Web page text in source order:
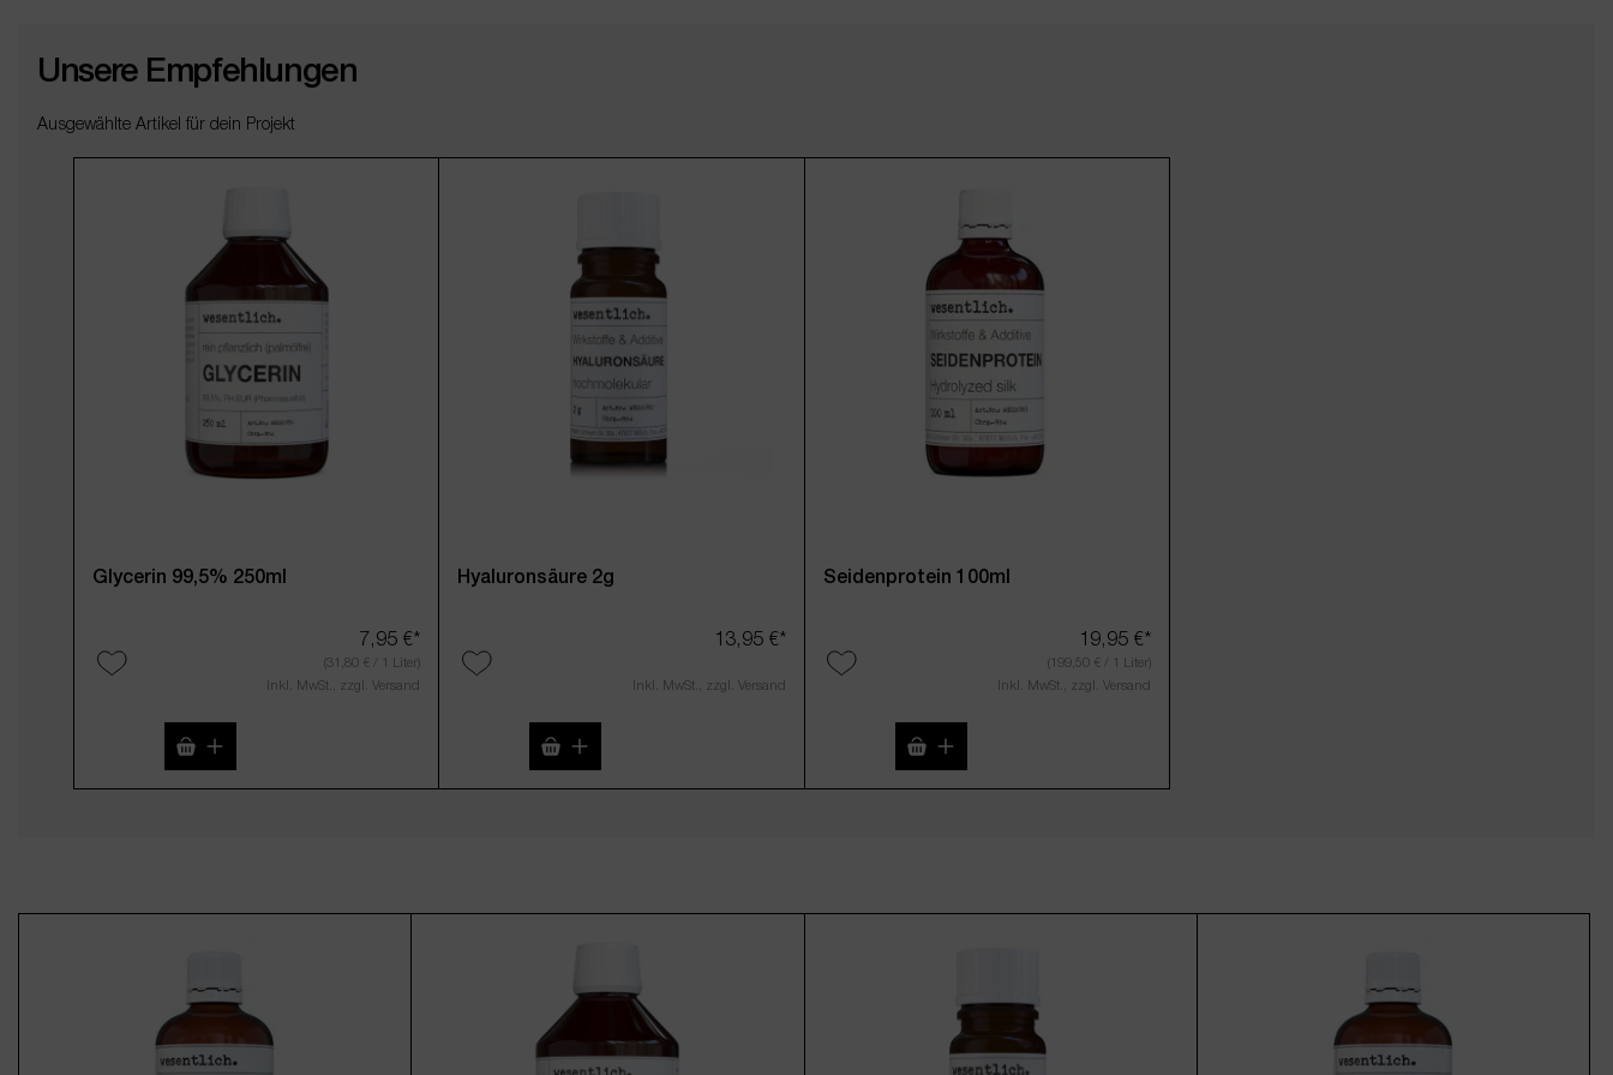
Unsere Empfehlungen
Ausgewählte Artikel für dein Projekt
Glycerin 99,5% 250ml
7,95 €*
(31,80 € / 1 Liter)
Inkl. MwSt., zzgl. Versand
Produkt Anzahl: Gib den gewünschten Wert ein oder benutze die Schaltflächen um die Anzahl zu erhöhen oder zu
Hyaluronsäure 2g
13,95 €*
Inkl. MwSt., zzgl. Versand
Produkt Anzahl: Gib den gewünschten Wert ein oder benutze die Schaltflächen um die
Seidenprotein 100ml
19,95 €*
(199,50 € / 1 Liter)
Inkl. MwSt., zzgl. Versand
Produkt Anzahl: Gib den gewünschten Wert ein oder benutze